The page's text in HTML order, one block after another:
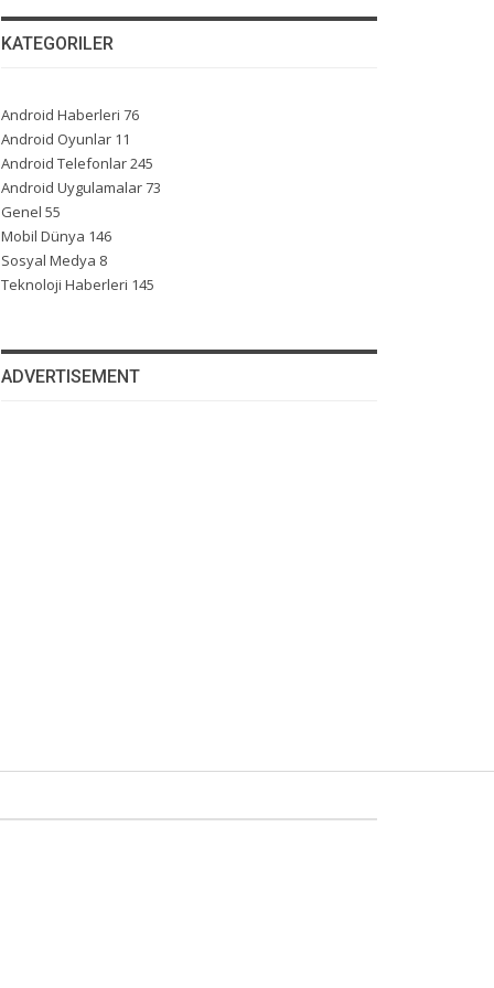
KATEGORILER
Android Haberleri 76
Android Oyunlar 11
Android Telefonlar245
Android Uygulamalar73
Genel 55
Mobil Dünya 146
Sosyal Medya 8
Teknoloji Haberleri 145
ADVERTISEMENT